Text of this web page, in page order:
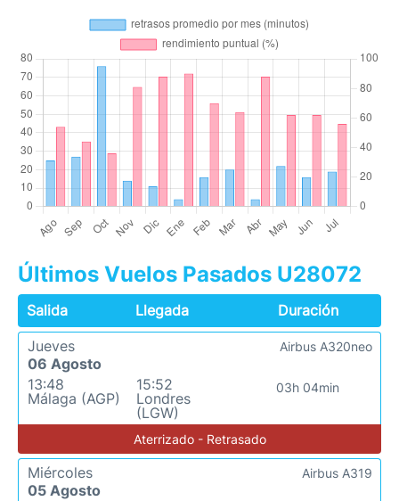
Últimos Vuelos Pasados U28072
Salida Llegada
Duración
Jueves
06 Agosto
13:48
Málaga (AGP)
15:52
Londres
(LGW)
03h 04min
Airbus A320neo
Aterrizado - Retrasado
Miércoles
05 Agosto
Airbus A319